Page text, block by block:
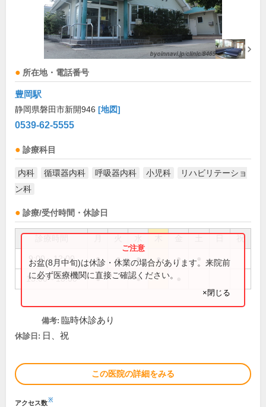
所在地・電話番号
豊岡駅
静岡県磐田市新開946 [地図]
0539-62-5555
診療科目
内科 循環器内科 呼吸器内科 小児科
リハビリテーショ
ン科
診療/受付時間・休診日
祝
9:00～12:00 ● ● ● ● ●
15:00～18:00 ● ●
お盆(8月中旬)は休診・休業の場合があります。来院前
に必ず医療機関に直接ご確認ください。
×閉じる
備考: 臨時休診あり
休診日: 日、祝
この医院の詳細をみる
アクセス数※